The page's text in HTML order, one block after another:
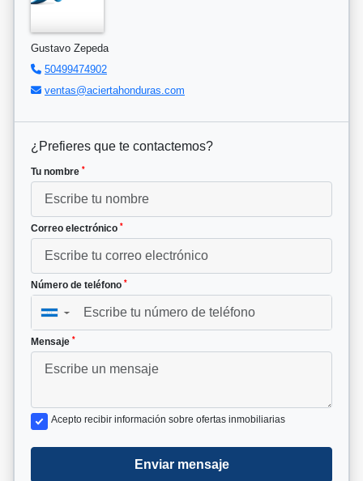
Gustavo Zepeda
50499474902
ventas@aciertahonduras.com
¿Prefieres que te contactemos?
Tu nombre *
Correo electrónico *
Número de teléfono *
▼
Mensaje *
Acepto recibir información sobre ofertas inmobiliarias
Enviar mensaje